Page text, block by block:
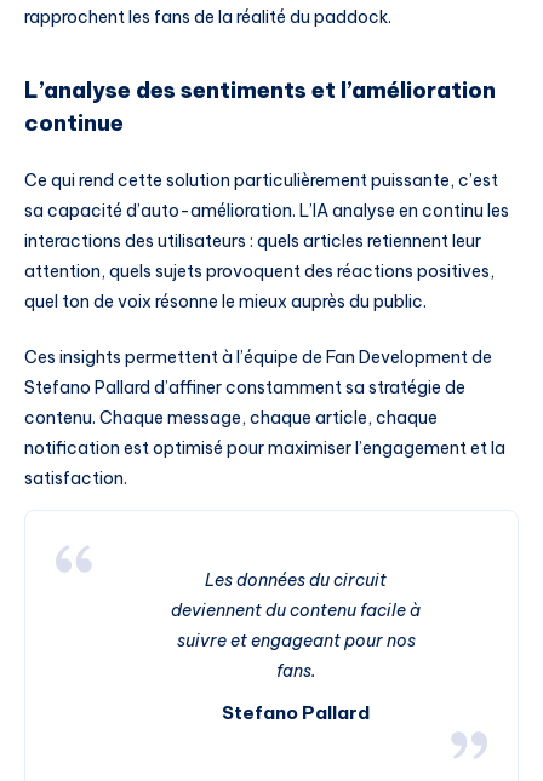
rapprochent les fans de la réalité du paddock.
L’analyse des sentiments et l’amélioration
continue
Ce qui rend cette solution particulièrement puissante, c’est
sa capacité d’auto-amélioration. L’IA analyse en continu les
interactions des utilisateurs : quels articles retiennent leur
attention, quels sujets provoquent des réactions positives,
quel ton de voix résonne le mieux auprès du public.
Ces insights permettent à l’équipe de Fan Development de
Stefano Pallard d’affiner constamment sa stratégie de
contenu. Chaque message, chaque article, chaque
notification est optimisé pour maximiser l’engagement et la
satisfaction.
Les données du circuit
deviennent du contenu facile à
suivre et engageant pour nos
fans.
Stefano Pallard